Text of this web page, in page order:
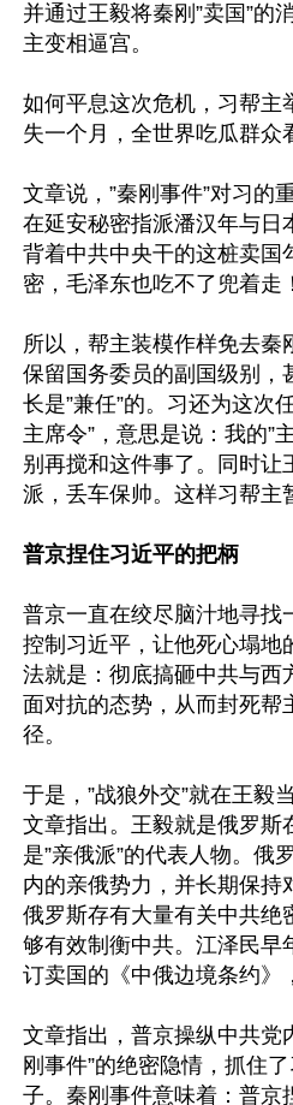
并通过王毅将秦刚”卖国”的
主变相逼宫。
如何平息这次危机，习帮主
失一个月，全世界吃瓜群众
文章说，”秦刚事件”对习的
在延安秘密指派潘汉年与日
背着中共中央干的这桩卖国
密，毛泽东也吃不了兜着走！
所以，帮主装模作样免去秦
保留国务委员的副国级别，
长是”兼任”的。习还为这次
主席令”，意思是说：我的”
别再搅和这件事了。同时让
派，丢车保帅。这样习帮主
普京捏住习近平的把柄
普京一直在绞尽脑汁地寻找
控制习近平，让他死心塌地
法就是：彻底搞砸中共与西
面对抗的态势，从而封死帮
径。
于是，”战狼外交”就在王毅
文章指出。王毅就是俄罗斯
是”亲俄派”的代表人物。俄
内的亲俄势力，并长期保持
俄罗斯存有大量有关中共绝
够有效制衡中共。江泽民早
订卖国的《中俄边境条约》
文章指出，普京操纵中共党
刚事件”的绝密隐情，抓住
子。秦刚事件意味着：普京